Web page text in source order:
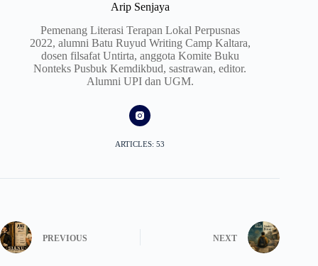
Arip Senjaya
Pemenang Literasi Terapan Lokal Perpusnas
2022, alumni Batu Ruyud Writing Camp Kaltara,
dosen filsafat Untirta, anggota Komite Buku
Nonteks Pusbuk Kemdikbud, sastrawan, editor.
Alumni UPI dan UGM.
ARTICLES: 53
PREVIOUS NEXT